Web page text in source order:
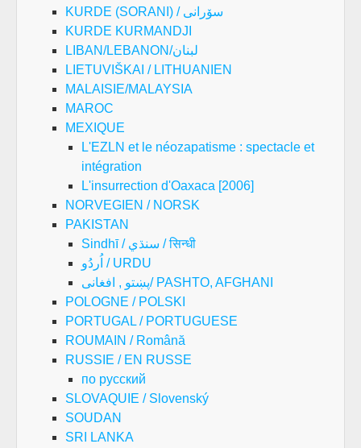
KURDE (SORANI) / سۆرانی
KURDE KURMANDJI
LIBAN/LEBANON/لبنان
LIETUVIŠKAI / LITHUANIEN
MALAISIE/MALAYSIA
MAROC
MEXIQUE
L'EZLN et le néozapatisme : spectacle et
intégration
L'insurrection d'Oaxaca [2006]
NORVEGIEN / NORSK
PAKISTAN
Sindhī / سنڌي / सिन्धी
اُردُو / URDU
پښتو , افغانی/ PASHTO, AFGHANI
POLOGNE / POLSKI
PORTUGAL / PORTUGUESE
ROUMAIN / Română
RUSSIE / EN RUSSE
по русский
SLOVAQUIE / Slovenský
SOUDAN
SRI LANKA